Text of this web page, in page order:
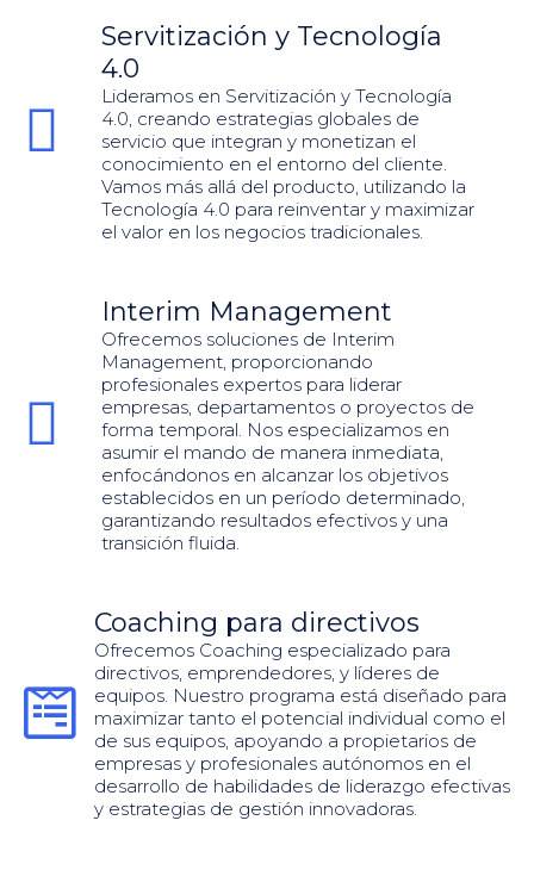
Servitización y Tecnología
4.0
Lideramos en Servitización y Tecnología
4.0, creando estrategias globales de
servicio que integran y monetizan el
conocimiento en el entorno del cliente.
Vamos más allá del producto, utilizando la
Tecnología 4.0 para reinventar y maximizar
el valor en los negocios tradicionales.
Interim Management
Ofrecemos soluciones de Interim
Management, proporcionando
profesionales expertos para liderar
empresas, departamentos o proyectos de
forma temporal. Nos especializamos en
asumir el mando de manera inmediata,
enfocándonos en alcanzar los objetivos
establecidos en un período determinado,
garantizando resultados efectivos y una
transición fluida.
Coaching para directivos
Ofrecemos Coaching especializado para
directivos, emprendedores, y líderes de
equipos. Nuestro programa está diseñado para
maximizar tanto el potencial individual como el
de sus equipos, apoyando a propietarios de
empresas y profesionales autónomos en el
desarrollo de habilidades de liderazgo efectivas
y estrategias de gestión innovadoras.